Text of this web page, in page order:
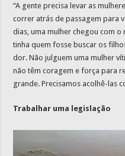
“A gente precisa levar as
correr atrás de passagem para
dias, uma mulher chegou com
tinha quem fosse buscar os
dor. Não julguem uma mulher
não têm coragem e força para
grande. Precisamos acolhê-las
Trabalhar uma legislação